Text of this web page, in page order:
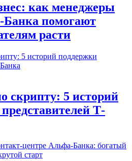
как менеджеры
помогают
расти
скрипту: 5 историй
Т-